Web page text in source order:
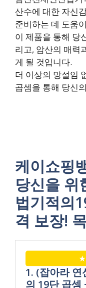
산수에 대한 자신
준비하는 데 도움
이 제품을 통해 당
리고, 암산의 매력
게 될 것입니다.
더 이상의 망설임
곱셈을 통해 당신
케이쇼핑
당신을 위
법기적의
격 보장!
★
1. (잡아라 연
의 19단 곱셈